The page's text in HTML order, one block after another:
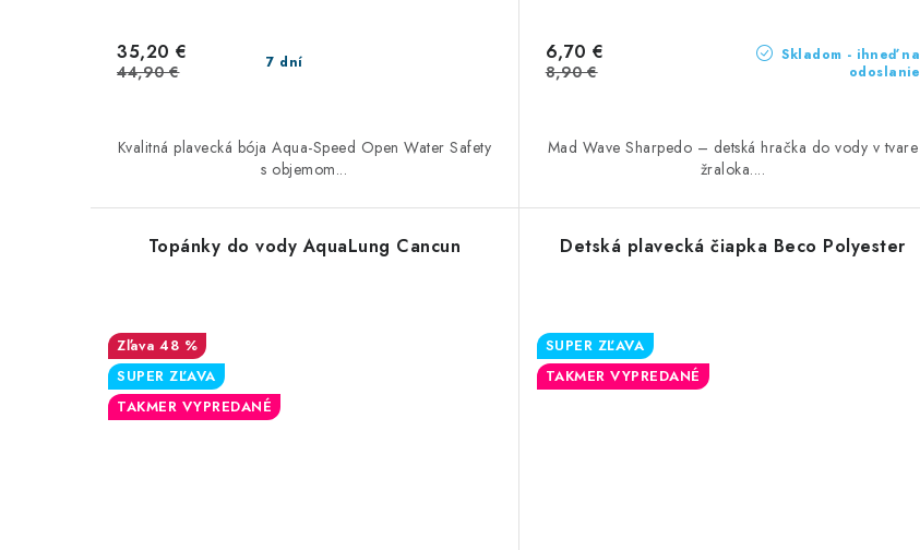
7 dní
35,20 €
44,90 €
Kvalitná plavecká bója Aqua-Speed Open Water Safety
s objemom...
Skladom - ihneď na
odoslanie
6,70 €
8,90 €
Mad Wave Sharpedo – detská hračka do vody v tvare
žraloka....
Topánky do vody AquaLung Cancun
48 %
SUPER ZĽAVA
TAKMER VYPREDANÉ
Detská plavecká čiapka Beco Polyester
SUPER ZĽAVA
TAKMER VYPREDANÉ